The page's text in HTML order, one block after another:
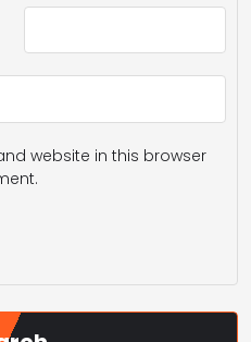
website in this browser